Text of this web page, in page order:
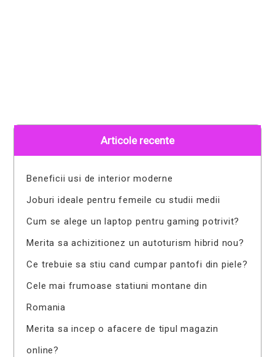
Articole recente
Beneficii usi de interior moderne
Joburi ideale pentru femeile cu studii medii
Cum se alege un laptop pentru gaming potrivit?
Merita sa achizitionez un autoturism hibrid nou?
Ce trebuie sa stiu cand cumpar pantofi din piele?
Cele mai frumoase statiuni montane din
Romania
Merita sa incep o afacere de tipul magazin
online?